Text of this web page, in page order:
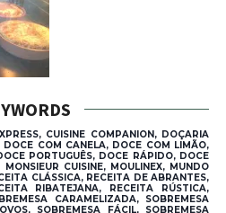
CUISINE COMPANION, DOÇARIA
DOCE COM CANELA, DOCE COM LIMÃO,
PORTUGUÊS, DOCE RÁPIDO, DOCE
CUISINE, MOULINEX, MUNDO
CLÁSSICA, RECEITA DE ABRANTES,
RIBATEJANA, RECEITA RÚSTICA,
CARAMELIZADA, SOBREMESA
SOBREMESA FÁCIL, SOBREMESA